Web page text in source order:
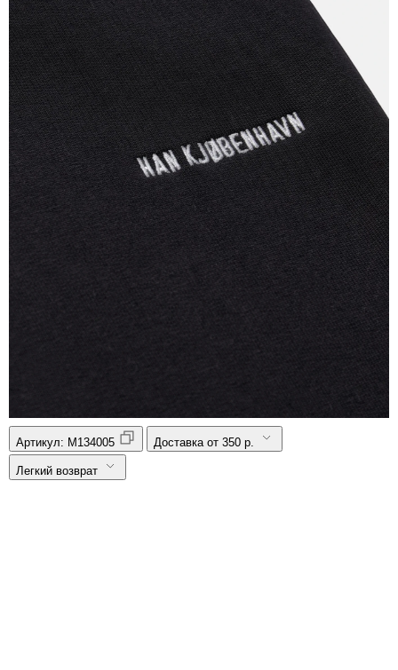
Артикул: M134005 Доставка от 350 р.
Легкий возврат